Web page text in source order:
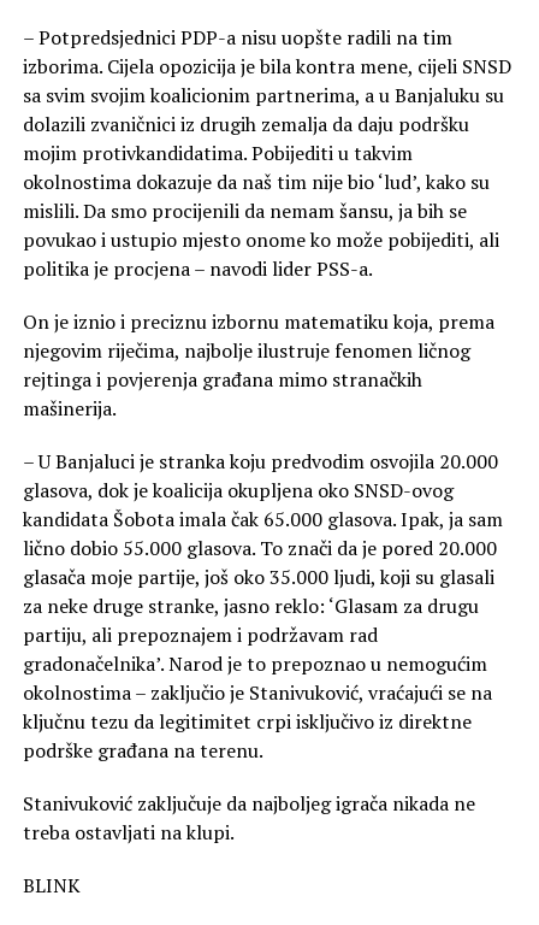
– Potpredsjednici PDP-a nisu uopšte radili na tim
izborima. Cijela opozicija je bila kontra mene, cijeli SNSD
sa svim svojim koalicionim partnerima, a u Banjaluku su
dolazili zvaničnici iz drugih zemalja da daju podršku
mojim protivkandidatima. Pobijediti u takvim
okolnostima dokazuje da naš tim nije bio ‘lud’, kako su
mislili. Da smo procijenili da nemam šansu, ja bih se
povukao i ustupio mjesto onome ko može pobijediti, ali
politika je procjena – navodi lider PSS-a.
On je iznio i preciznu izbornu matematiku koja, prema
njegovim riječima, najbolje ilustruje fenomen ličnog
rejtinga i povjerenja građana mimo stranačkih
mašinerija.
– U Banjaluci je stranka koju predvodim osvojila 20.000
glasova, dok je koalicija okupljena oko SNSD-ovog
kandidata Šobota imala čak 65.000 glasova. Ipak, ja sam
lično dobio 55.000 glasova. To znači da je pored 20.000
glasača moje partije, još oko 35.000 ljudi, koji su glasali
za neke druge stranke, jasno reklo: ‘Glasam za drugu
partiju, ali prepoznajem i podržavam rad
gradonačelnika’. Narod je to prepoznao u nemogućim
okolnostima – zaključio je Stanivuković, vraćajući se na
ključnu tezu da legitimitet crpi isključivo iz direktne
podrške građana na terenu.
Stanivuković zaključuje da najboljeg igrača nikada ne
treba ostavljati na klupi.
BLINK